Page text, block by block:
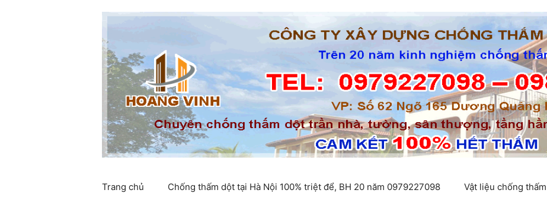
Trang chủ Chống thấm dột tại Hà Nội 100% triệt để, BH 20 năm 0979227098 Vật liệu chống thấm